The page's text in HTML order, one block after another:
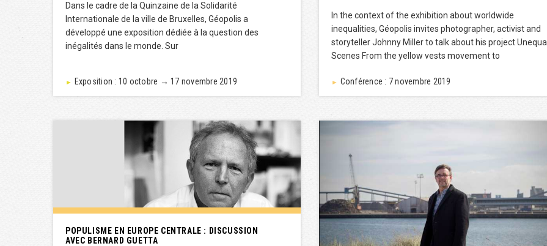
Dans le cadre de la Quinzaine de la Solidarité
Internationale de la ville de Bruxelles, Géopolis a
développé une exposition dédiée à la question des
inégalités dans le monde. Sur
► Exposition : 10 octobre → 17 novembre 2019
In the context of the exhibition about worldwide
inequalities, Géopolis invites photographer, activist and
storyteller Johnny Miller to talk about his project Unequal
Scenes From the yellow vests movement to
► Conférence : 7 novembre 2019
POPULISME EN EUROPE CENTRALE : DISCUSSION
AVEC BERNARD GUETTA